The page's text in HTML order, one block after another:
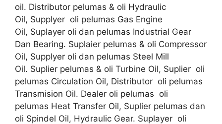
oil. Distributor pelumas & oli Hydraulic
Oil, Supplyer oli pelumas Gas Engine
Oil, Suplayer oli dan pelumas Industrial Gear
Dan Bearing. Suplaier pelumas & oli Compressor
Oil, Supplyer oli dan pelumas Steel Mill
Oil. Suplier pelumas & oli Turbine Oil, Suplier oli
pelumas Circulation Oil, Distributor oli pelumas
Transmision Oil. Dealer oli pelumas oli
pelumas Heat Transfer Oil, Suplier pelumas dan
oli Spindel Oil, Hydraulic Gear. Suplayer oli